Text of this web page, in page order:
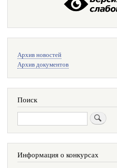
поиска
Архив новостей
Архив документов
Поиск
Поиск
Информация о конкурсах